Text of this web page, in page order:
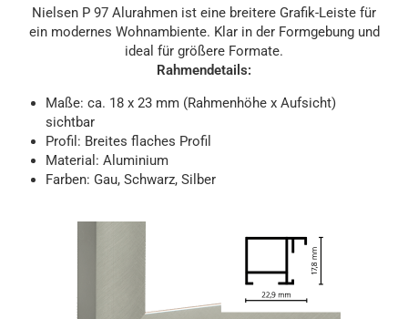
Nielsen P 97 Alurahmen ist eine breitere Grafik-Leiste für
ein modernes Wohnambiente. Klar in der Formgebung und
ideal für größere Formate.
Rahmendetails:
Maße: ca. 18 x 23 mm (Rahmenhöhe x Aufsicht)
sichtbar
Profil: Breites flaches Profil
Material: Aluminium
Farben: Gau, Schwarz, Silber